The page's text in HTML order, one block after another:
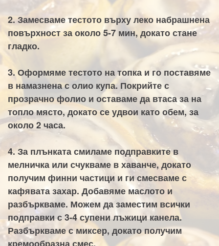
2. Замесваме тестото върху леко набрашнена
повърхност за около 5-7 мин, докато стане
гладко.
3. Оформяме тестото на топка и го поставяме
в намазнена с олио купа. Покрийте с
прозрачно фолио и оставаме да втаса за на
топло място, докато се удвои като обем, за
около 2 часа.
4. За плънката смиламе подправките в
мелничка или счукваме в хаванче, докато
получим финни частици и ги смесваме с
кафявата захар. Добавяме маслото и
разбъркваме. Можем да заместим всички
подправки с 3-4 супени лъжици канела.
Разбъркваме с миксер, докато получим
кремообразна смес.